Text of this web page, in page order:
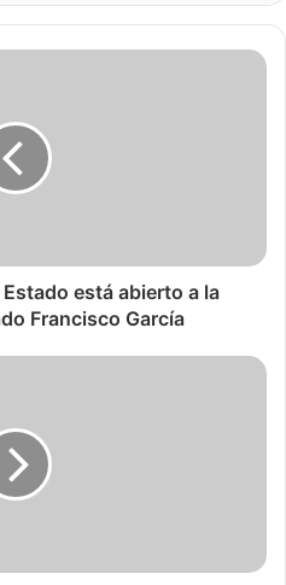
está abierto a la
Francisco García